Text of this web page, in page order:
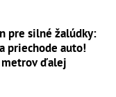
pre silné žalúdky:
priechode auto!
ďalej